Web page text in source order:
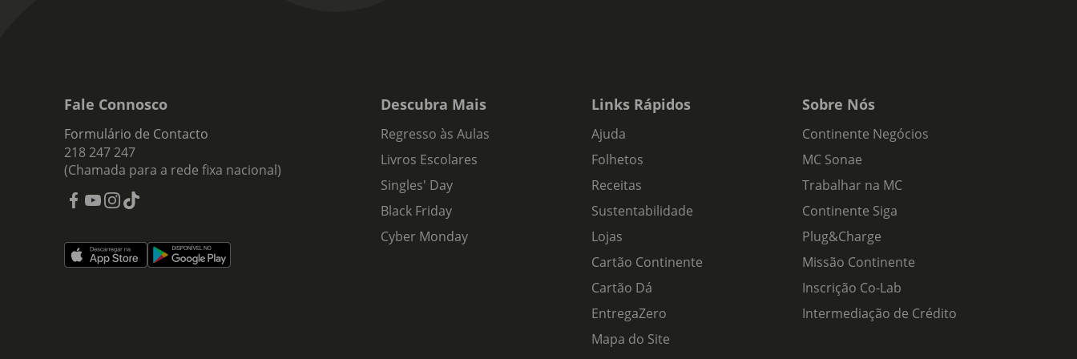
Fale Connosco
Formulário de Contacto
218 247 247
(Chamada para a rede fixa nacional)
Descubra Mais
Regresso às Aulas
Livros Escolares
Singles' Day
Black Friday
Cyber Monday
Links Rápidos
Ajuda
Folhetos
Receitas
Sustentabilidade
Lojas
Cartão Continente
Cartão Dá
EntregaZero
Mapa do Site
Sobre Nós
Continente Negócios
MC Sonae
Trabalhar na MC
Continente Siga
Plug&Charge
Missão Continente
Inscrição Co-Lab
Intermediação de Crédito